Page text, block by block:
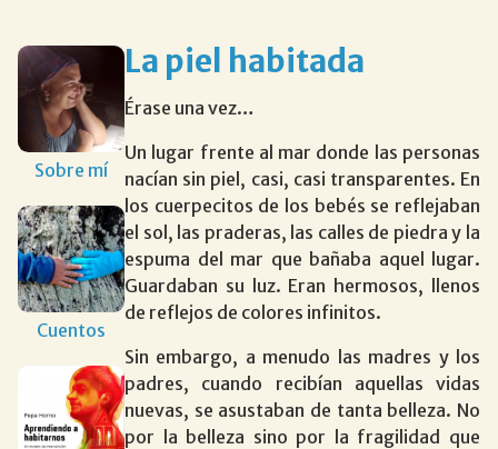
Sobre mí
Cuentos
La piel habitada
Érase una vez…
Un lugar frente al mar donde las personas
nacían sin piel, casi, casi transparentes. En
los cuerpecitos de los bebés se reflejaban
el sol, las praderas, las calles de piedra y la
espuma del mar que bañaba aquel lugar.
Guardaban su luz. Eran hermosos, llenos
de reflejos de colores infinitos.
Sin embargo, a menudo las madres y los
padres, cuando recibían aquellas vidas
nuevas, se asustaban de tanta belleza. No
por la belleza sino por la fragilidad que